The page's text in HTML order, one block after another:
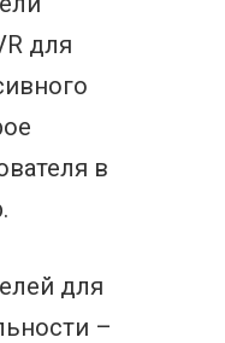
для
в
для
–